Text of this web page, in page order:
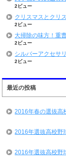
2ビュー
クリスマスとクリ
2ビュー
大掃除の味方！重
2ビュー
シルバーアクセサ
2ビュー
最近の投稿
2016年春の選抜高
2016年選抜高校野
2016年選抜高校野